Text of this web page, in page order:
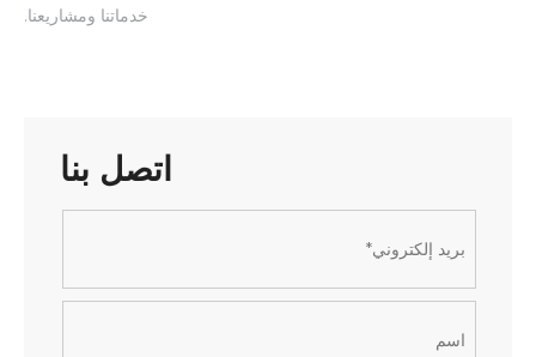
خدماتنا ومشاريعنا.
اتصل بنا